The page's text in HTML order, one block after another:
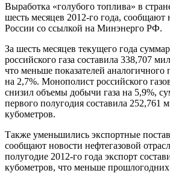
Выработка «голубого топлива» в
шесть месяцев 2012-го года, сообщают
России со ссылкой на Минэнерго РФ.
За шесть месяцев текущего года
российского газа составила 338,707
что меньше показателей аналогичного
на 2,7%. Монополист российского
снизил объемы добычи газа на 5,9%,
первого полугодия составила 252,761
кубометров.
Также уменьшились экспортные
сообщают новости нефтегазовой
полугодие 2012-го года экспорт
кубометров, что меньше прошлогодних